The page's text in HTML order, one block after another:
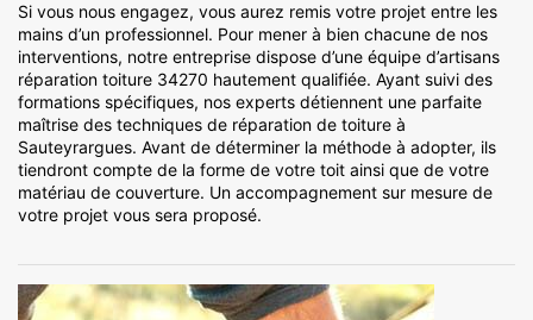
Si vous nous engagez, vous aurez remis votre projet entre les
mains d’un professionnel. Pour mener à bien chacune de nos
interventions, notre entreprise dispose d’une équipe d’artisans
réparation toiture 34270 hautement qualifiée. Ayant suivi des
formations spécifiques, nos experts détiennent une parfaite
maîtrise des techniques de réparation de toiture à
Sauteyrargues. Avant de déterminer la méthode à adopter, ils
tiendront compte de la forme de votre toit ainsi que de votre
matériau de couverture. Un accompagnement sur mesure de
votre projet vous sera proposé.